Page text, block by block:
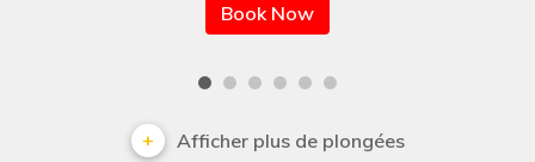
Book Now
Afficher plus de plongées